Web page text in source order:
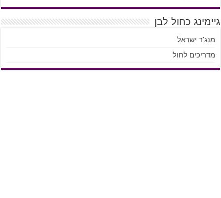
גיימינג כחול לבן
מנג'ר ישראל
מדריכים לחול